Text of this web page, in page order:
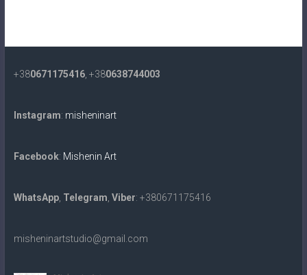
+380671175416, +380638744003
Instagram: misheninart
Facebook: Mishenin Art
WhatsApp, Telegram Viber: +380671175416
misheninartstudio@gmail.com